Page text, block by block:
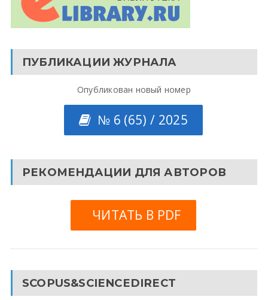
ПУБЛИКАЦИИ ЖУРНАЛА
Опубликован новый номер
№ 6 (65) / 2025
РЕКОМЕНДАЦИИ ДЛЯ АВТОРОВ
ЧИТАТЬ В PDF
SCOPUS&SCIENCEDIRECT